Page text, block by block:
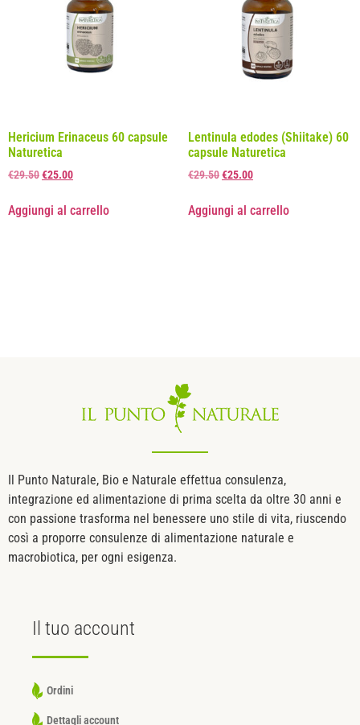
Hericium Erinaceus 60 capsule
Naturetica
€29.50€25.00
Aggiungi al carrello
Lentinula edodes (Shiitake) 60
capsule Naturetica
€29.50€25.00
Aggiungi al carrello
Il Punto Naturale, Bio e Naturale effettua consulenza,
integrazione ed alimentazione di prima scelta da oltre 30 anni e
con passione trasforma nel benessere uno stile di vita, riuscendo
così a proporre consulenze di alimentazione naturale e
macrobiotica, per ogni esigenza.
Il tuo account
Ordini
Dettagli account